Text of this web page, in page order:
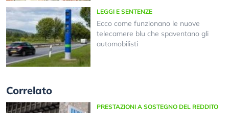
LEGGI E SENTENZE
Ecco come funzionano le nuove
telecamere blu che spaventano gli
automobilisti
Correlato
PRESTAZIONI A SOSTEGNO DEL REDDITO